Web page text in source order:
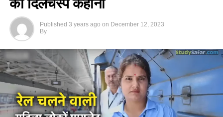
की दिलचस्प कहानी
Published 3 years ago on December 12, 2023
By